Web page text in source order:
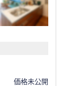
価格未公開